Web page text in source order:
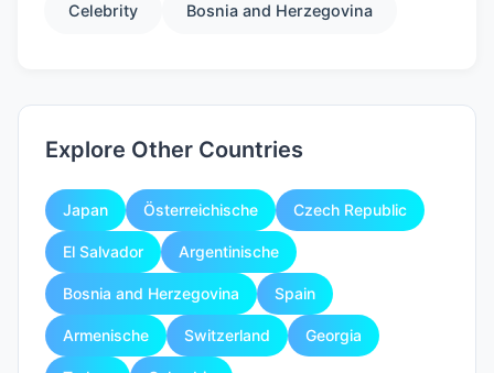
Celebrity Bosnia and Herzegovina
Explore Other Countries
Japan Österreichische Czech Republic
El Salvador Argentinische
Bosnia and Herzegovina Spain
Armenische Switzerland Georgia